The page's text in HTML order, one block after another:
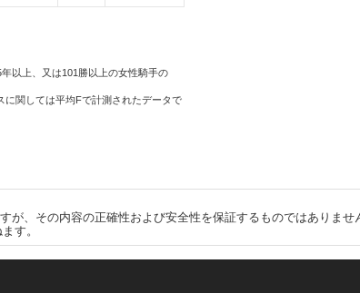
以上、又は101勝以上の女性騎手の
関しては平均Fで計測されたデータで
、その内容の正確性および安全性を保証するものではありませ
す。